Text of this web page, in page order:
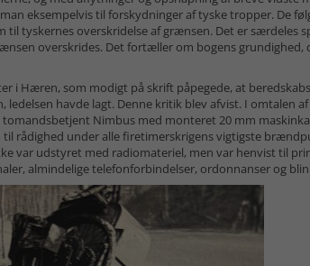
eksempelvis til forskydninger af tyske tropper. De
til tyskernes overskridelse af grænsen. Det er særdeles
overskrides. Det fortæller om bogens grundighed,
i Hæren, som modigt på skrift påpegede, at
ledelsen havde lagt. Denne kritik blev afvist. I omtalen
Nimbus med monteret 20 mm
til rådighed under alle firetimerskrigens vigtigste
var udstyret med radiomateriel, men var henvist til
almindelige telefonforbindelser, ordonnanser og